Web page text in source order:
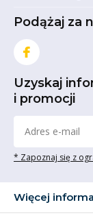
Podążaj za
Uzyskaj
i promocji
* Zapoznaj się z
Więcej